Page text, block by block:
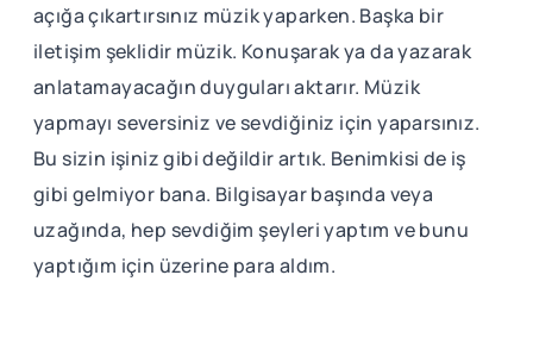
açığa çıkartırsınız müzik yaparken. Başka bir
iletişim şeklidir müzik. Konuşarak ya da yazarak
anlatamayacağın duyguları aktarır. Müzik
yapmayı seversiniz ve sevdiğiniz için yaparsınız.
Bu sizin işiniz gibi değildir artık. Benimkisi de iş
gibi gelmiyor bana. Bilgisayar başında veya
uzağında, hep sevdiğim şeyleri yaptım ve bunu
yaptığım için üzerine para aldım.